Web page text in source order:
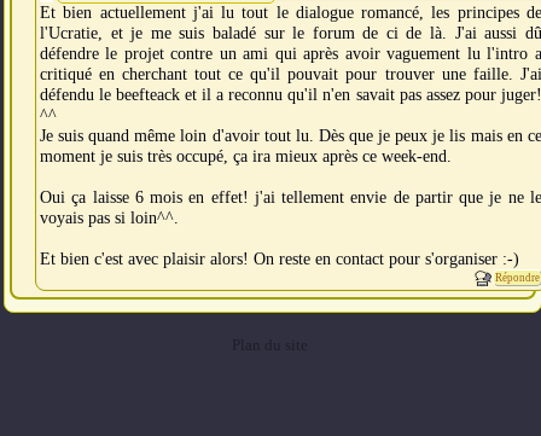
Et bien actuellement j'ai lu tout le dialogue romancé, les principes de
l'Ucratie, et je me suis baladé sur le forum de ci de là. J'ai aussi dû
défendre le projet contre un ami qui après avoir vaguement lu l'intro a
critiqué en cherchant tout ce qu'il pouvait pour trouver une faille. J'ai
défendu le beefteack et il a reconnu qu'il n'en savait pas assez pour juger!
^^
Je suis quand même loin d'avoir tout lu. Dès que je peux je lis mais en ce
moment je suis très occupé, ça ira mieux après ce week-end.
Oui ça laisse 6 mois en effet! j'ai tellement envie de partir que je ne le
voyais pas si loin^^.
Et bien c'est avec plaisir alors! On reste en contact pour s'organiser :-)
Répondre
Plan du site